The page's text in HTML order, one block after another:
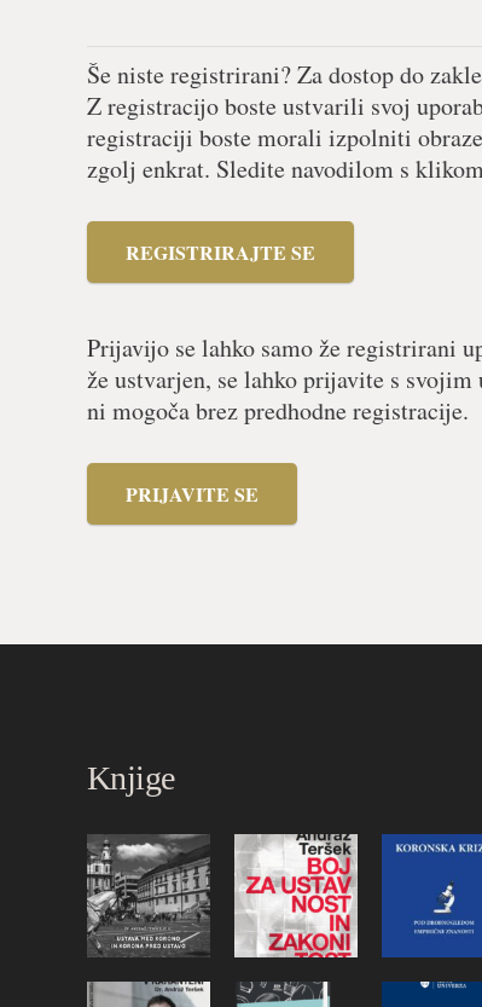
Še niste registrirani? Za dostop do
Z registracijo boste ustvarili svoj
registraciji boste morali izpolniti
zgolj enkrat. Sledite navodilom s
REGISTRIRAJTE SE
Prijavijo se lahko samo že registrirani
že ustvarjen, se lahko prijavite s
ni mogoča brez predhodne registracije.
PRIJAVITE SE
Knjige